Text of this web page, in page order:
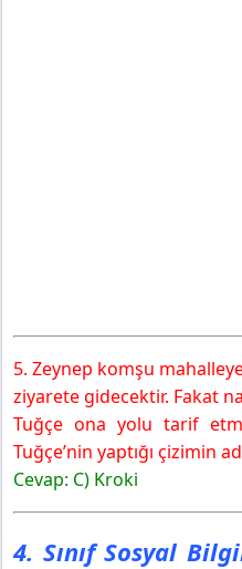
5. Zeynep komşu
ziyarete gidecektir. Fakat
Tuğçe ona yolu tarif
Tuğçe’nin yaptığı çizimin
Cevap: C) Kroki
4. Sınıf Sosyal